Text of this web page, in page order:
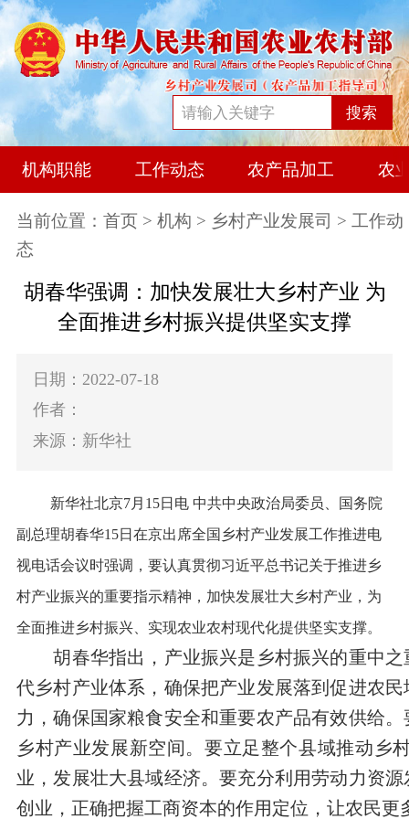
搜索
机构职能 工作动态 农产品加工 农
当前位置： 首页 > 机构 > 乡村产业发展司 > 工作动
态
胡春华强调：加快发展壮大乡村产业 为
全面推进乡村振兴提供坚实支撑
日期：2022-07-18
作者：
来源：新华社
新华社北京7月15日电 中共中央政治局委员、国务院
副总理胡春华15日在京出席全国乡村产业发展工作推进电
视电话会议时强调，要认真贯彻习近平总书记关于推进乡
村产业振兴的重要指示精神，加快发展壮大乡村产业，为
全面推进乡村振兴、实现农业农村现代化提供坚实支撑。
胡春华指出，产业振兴是乡村振兴的重中之
代乡村产业体系，确保把产业发展落到促进农
力，确保国家粮食安全和重要农产品有效供给
乡村产业发展新空间。要立足整个县域推动乡
业，发展壮大县域经济。要充分利用劳动力资
创业，正确把握工商资本的作用定位，让农民